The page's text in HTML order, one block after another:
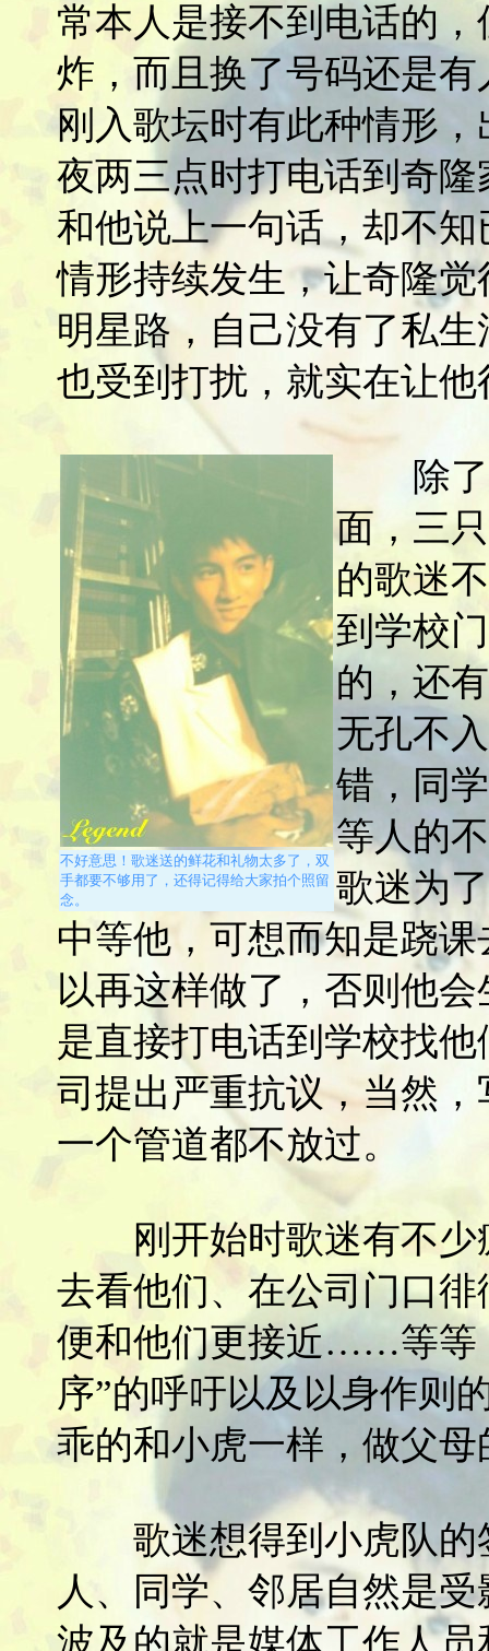
常本人是接不到电话的
炸，而且换了号码还是
刚入歌坛时有此种情形
夜两三点时打电话到奇
和他说上一句话，却不
情形持续发生，让奇隆
明星路，自己没有了私
也受到打扰，就实在让
不好意思！歌迷送的鲜花和礼物太多了，双
手都要不够用了，还得记得给大家拍个照留
念。
除了
面，三
的歌迷
到学校
的，还
无孔不
错，同
等人的
歌迷为
中等他，可想而知是跷
以再这样做了，否则他
是直接打电话到学校找
司提出严重抗议，当然
一个管道都不放过。
刚开始时歌迷有不少
去看他们、在公司门口
便和他们更接近……等等
序”的呼吁以及以身作则
乖的和小虎一样，做父
歌迷想得到小虎队的
人、同学、邻居自然是